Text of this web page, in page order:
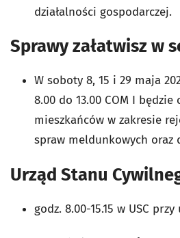
działalności gospodarczej.
Sprawy załatwisz w
W soboty 8, 15 i 29 maja
8.00 do 13.00 COM I będzie
mieszkańców w zakresie
spraw meldunkowych oraz
Urząd Stanu
godz. 8.00-15.15 w USC